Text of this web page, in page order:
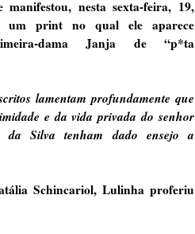
manifestou, nesta sexta-feira, 19,
um print no qual ele aparece
dama Janja de “p*ta
lamentam profundamente que
e da vida privada do senhor
Silva tenham dado ensejo a
Schincariol, Lulinha proferiu